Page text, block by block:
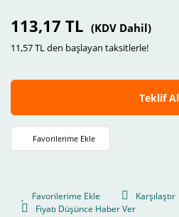
113,17 TL (KDV Dahil)
11,57 TL den başlayan taksitlerle!
Teklif Al
Karşılaştır
Fiyatı Düşünce Haber Ver